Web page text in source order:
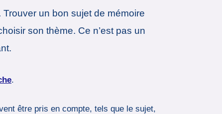
un bon sujet de mémoire
son thème. Ce n’est pas un
.
être pris en compte, tels que le sujet,